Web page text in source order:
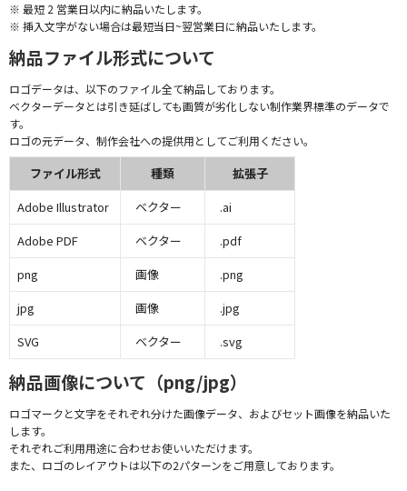
※ 最短 2 営業日以内に納品いたします。
※ 挿入文字がない場合は最短当日~翌営業日に納品いたします。
納品ファイル形式について
ロゴデータは、以下のファイル全て納品しております。
ベクターデータとは引き延ばしても画質が劣化しない制作業界標準のデータで
す。
ロゴの元データ、制作会社への提供用としてご利用ください。
ファイル形式 種類
拡張子
Adobe Illustrator
ベクター
.ai
Adobe PDF
ベクター
.pdf
png
画像
.png
jpg
画像
.jpg
SVG
ベクター .svg
納品画像について（png/jpg）
ロゴマークと文字をそれぞれ分けた画像データ、およびセット画像を納品いた
します。
それぞれご利用用途に合わせお使いいただけます。
また、ロゴのレイアウトは以下の2パターンをご用意しております。